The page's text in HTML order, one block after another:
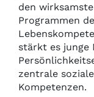
den
Programmen
stärkt es junge
zentrale
Kompetenzen.